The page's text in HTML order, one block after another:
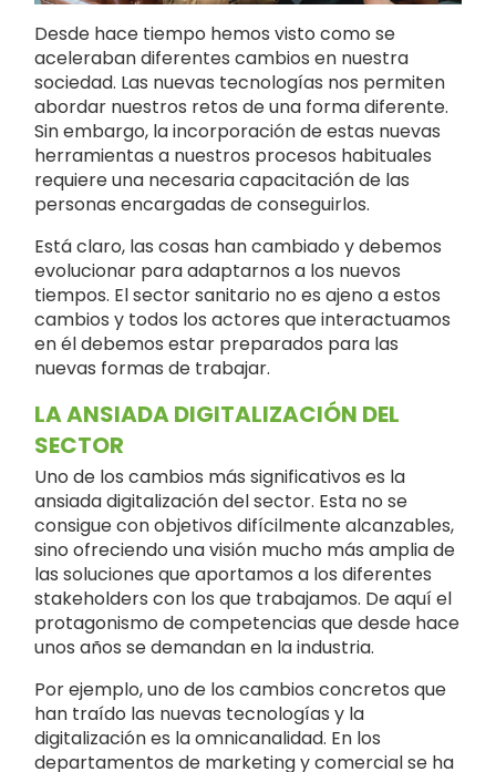
Desde hace tiempo hemos visto como se
aceleraban diferentes cambios en nuestra
sociedad. Las nuevas tecnologías nos permiten
abordar nuestros retos de una forma diferente.
Sin embargo, la incorporación de estas nuevas
herramientas a nuestros procesos habituales
requiere una necesaria capacitación de las
personas encargadas de conseguirlos.
Está claro, las cosas han cambiado y debemos
evolucionar para adaptarnos a los nuevos
tiempos. El sector sanitario no es ajeno a estos
cambios y todos los actores que interactuamos
en él debemos estar preparados para las
nuevas formas de trabajar.
LA ANSIADA DIGITALIZACIÓN DEL
SECTOR
Uno de los cambios más significativos es la
ansiada digitalización del sector. Esta no se
consigue con objetivos difícilmente alcanzables,
sino ofreciendo una visión mucho más amplia de
las soluciones que aportamos a los diferentes
stakeholders con los que trabajamos. De aquí el
protagonismo de competencias que desde hace
unos años se demandan en la industria.
Por ejemplo, uno de los cambios concretos que
han traído las nuevas tecnologías y la
digitalización es la omnicanalidad. En los
departamentos de marketing y comercial se ha